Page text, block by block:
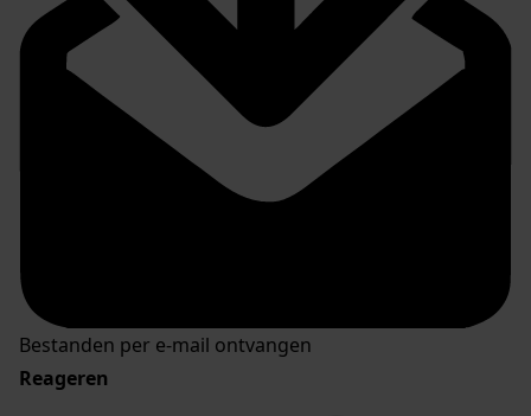
Bestanden per e-mail ontvangen
Reageren